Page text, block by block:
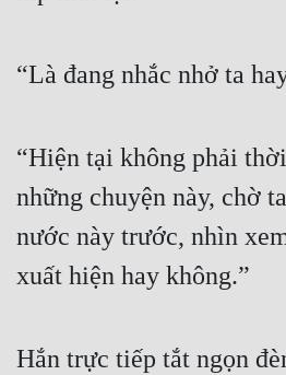
“Là đang nhắc nhở ta
“Hiện tại không phải
những chuyện này, chờ
nước này trước, nhìn
xuất hiện hay không.”
Hắn trực tiếp tắt ngọn